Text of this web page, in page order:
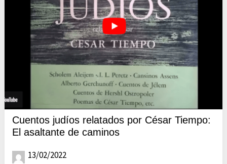
Cuentos judíos relatados por César Tiempo:
El asaltante de caminos
13/02/2022